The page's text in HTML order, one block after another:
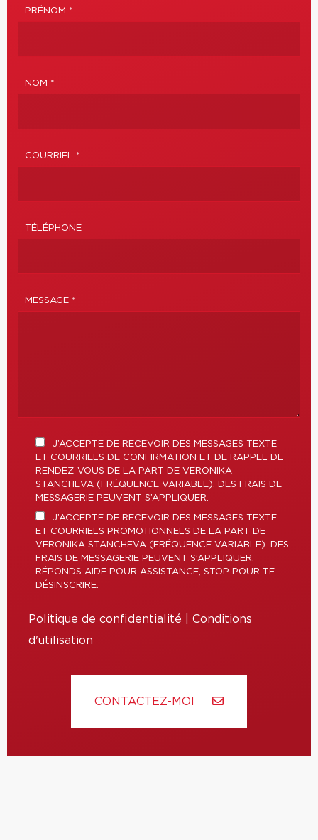
PRÉNOM *
NOM *
COURRIEL *
TÉLÉPHONE
MESSAGE *
J’ACCEPTE DE RECEVOIR DES MESSAGES TEXTE
ET COURRIELS DE CONFIRMATION ET DE RAPPEL DE
RENDEZ-VOUS DE LA PART DE VERONIKA
STANCHEVA (FRÉQUENCE VARIABLE). DES FRAIS DE
MESSAGERIE PEUVENT S’APPLIQUER.
J’ACCEPTE DE RECEVOIR DES MESSAGES TEXTE
ET COURRIELS PROMOTIONNELS DE LA PART DE
VERONIKA STANCHEVA (FRÉQUENCE VARIABLE). DES
FRAIS DE MESSAGERIE PEUVENT S’APPLIQUER.
RÉPONDS AIDE POUR ASSISTANCE, STOP POUR TE
DÉSINSCRIRE.
Politique de confidentialité
Conditions
d'utilisation
CONTACTEZ-MOI